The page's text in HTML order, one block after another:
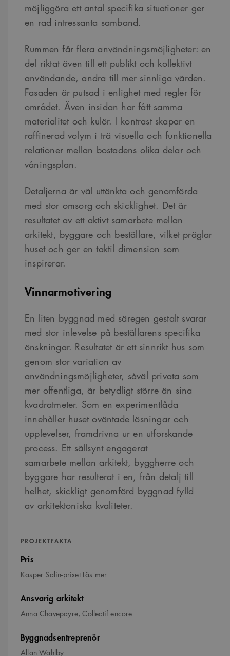
möjliggöra ett antal specifika situationer ger
en rad intressanta samband.
Rummen får flera användningsmöjligheter: en
del riktat även till ett publikt och kollektivt
användande, andra till mer sinnliga värden.
Fasaden är putsad i enlighet med regler för
området. Även insidan har fått samma
materialitet och kulör. I kontrast skapar en
raffinerad volym i trä visuella och funktionella
relationer mellan bostadens olika delar och
våningsplan.
Detaljerna är väl uttänkta och genomförda
med stor omsorg och skicklighet. Det är
resultatet av ett aktivt samarbete mellan
arkitekt, byggare och beställare, vilket präglar
huset och ger en taktil dimension som
inspirerar.
Vinnarmotivering
En liten byggnad med säregen gestalt svarar
med stor inlevelse på beställarens specifika
önskningar. Resultatet är ett sinnrikt hus som
genom stor variation av
användningsmöjligheter, såväl privata som
mer offentliga, är betydligt större än sina
kvadratmeter. Som en experimentlåda
innehåller huset oväntade lösningar och
upplevelser, framdrivna ur en utforskande
process. Ett sällsynt engagerat
samarbete mellan arkitekt, byggherre och
byggare har resulterat i en, från detalj till
helhet, skickligt genomförd byggnad fylld
av arkitektoniska kvaliteter.
PROJEKTFAKTA
Pris
Kasper Salin-priset Läs merom
Ansvarig arkitekt
Anna Chavepayre, Collectif encore
Byggnadsentreprenör
Allan Wahlby